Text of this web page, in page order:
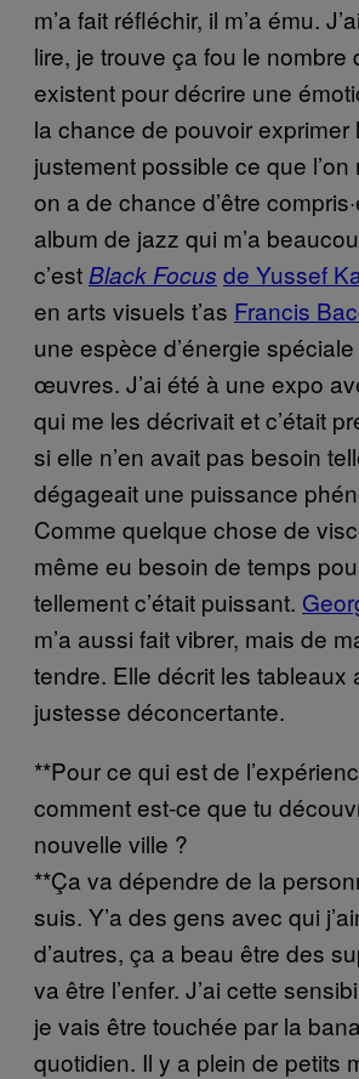
m’a fait réfléchir, il m’a ému.
lire, je trouve ça fou le nombre
existent pour décrire une
la chance de pouvoir exprimer
justement possible ce que
on a de chance d’être
album de jazz qui m’a
c’est Black Focus de Yussef
en arts visuels t’as Francis
une espèce d’énergie
œuvres. J’ai été à une expo
qui me les décrivait et c’était
si elle n’en avait pas besoin
dégageait une puissance
Comme quelque chose de
même eu besoin de temps
tellement c’était puissant.
m’a aussi fait vibrer, mais de
tendre. Elle décrit les tableaux
justesse déconcertante.
**Pour ce qui est de
comment est-ce que tu
nouvelle ville ?
**Ça va dépendre de la
suis. Y’a des gens avec qui
d’autres, ça a beau être des
va être l’enfer. J’ai cette
je vais être touchée par la
quotidien. Il y a plein de petits